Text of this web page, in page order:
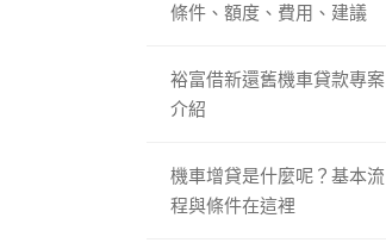
條件、額度、費用、建議
裕富借新還舊機車貸款專案
介紹
機車增貸是什麼呢？基本流
程與條件在這裡